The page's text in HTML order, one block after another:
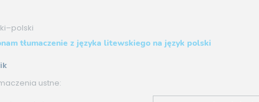
tłumaczenie z języka litewskiego na język polski
ustne: